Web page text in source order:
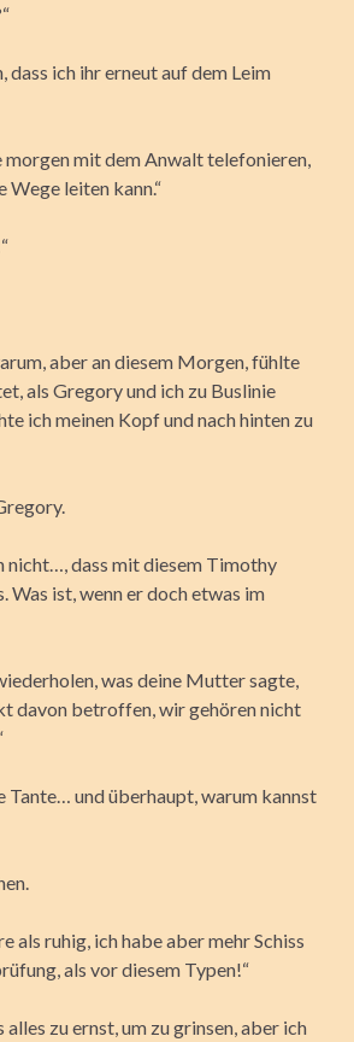
dass ich ihr erneut auf dem Leim
morgen mit dem Anwalt telefonieren,
Wege leiten kann.“
aber an diesem Morgen, fühlte
als Gregory und ich zu Buslinie
ich meinen Kopf und nach hinten zu
nicht…, dass mit diesem Timothy
Was ist, wenn er doch etwas im
was deine Mutter sagte,
davon betroffen, wir gehören nicht
Tante… und überhaupt, warum kannst
als ruhig, ich habe aber mehr Schiss
als vor diesem Typen!“
zu ernst, um zu grinsen, aber ich